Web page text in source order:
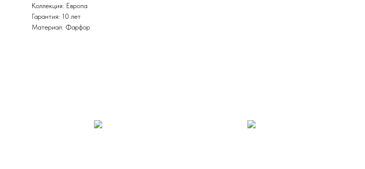
Коллекция: Европа
Гарантия: 10 лет
Материал: Фарфор